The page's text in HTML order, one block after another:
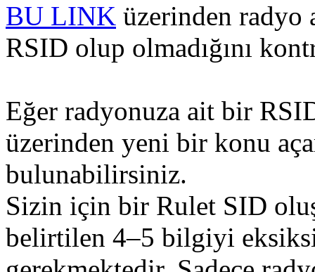
BU LINK üzerinden radyo
RSID olup olmadığını
Eğer radyonuza ait bir
üzerinden yeni bir konu
bulunabilirsiniz.
Sizin için bir Rulet SID
belirtilen 4–5 bilgiyi